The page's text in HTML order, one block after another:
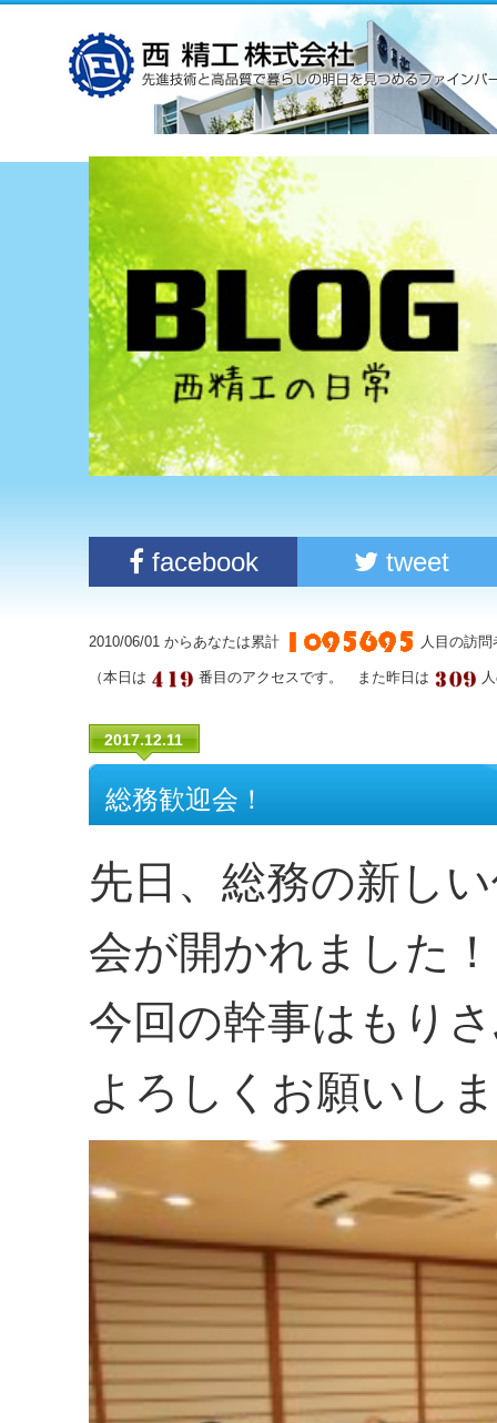
facebook tweet
2010/06/01 からあなたは累計 人目の訪
（本日は 番目のアクセスです。 また昨日は
2017.12.11
総務歓迎会！
先日、総務の新し
会が開かれました！
今回の幹事はもり
よろしくお願いし